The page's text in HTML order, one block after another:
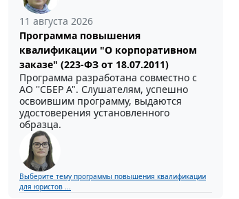
11 августа 2026
Программа повышения
квалификации "О корпоративном
заказе" (223-ФЗ от 18.07.2011)
Программа разработана совместно с
АО ''СБЕР А". Слушателям, успешно
освоившим программу, выдаются
удостоверения установленного
образца.
Выберите тему программы повышения квалификации
для юристов ...